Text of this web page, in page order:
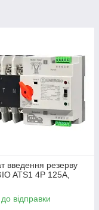
введення резерву
ATS1 4P 125A,
відправки